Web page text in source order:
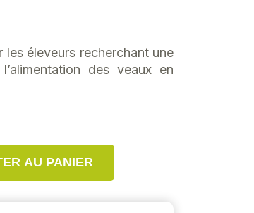
éleveurs recherchant une
des veaux en
AU PANIER